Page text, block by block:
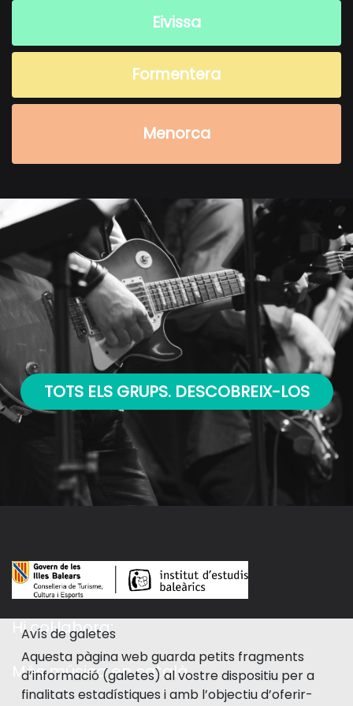
Eivissa
Formentera
Menorca
TOTS ELS GRUPS. DESCOBREIX-LOS
Hi col·labora:
Més música en català
Avís de galetes
Aquesta pàgina web guarda petits fragments
d’informació (galetes) al vostre dispositiu per a
finalitats estadístiques i amb l’objectiu d’oferir-